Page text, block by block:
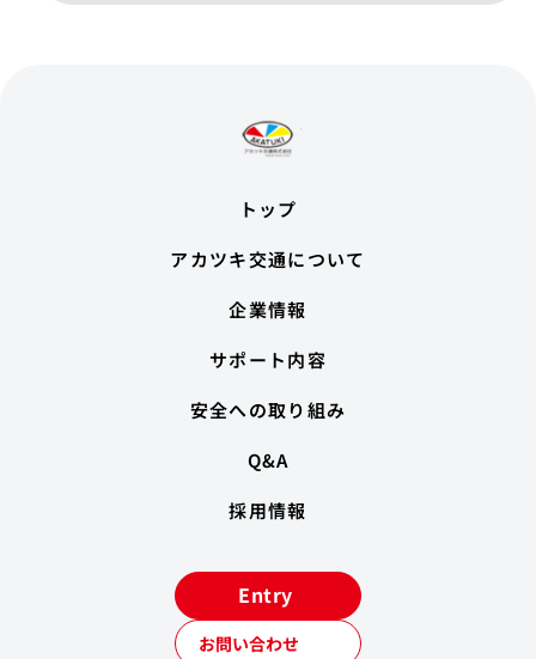
トップ
アカツキ交通について
企業情報
サポート内容
安全への取り組み
Q&A
採用情報
お問い合わせ
Entry